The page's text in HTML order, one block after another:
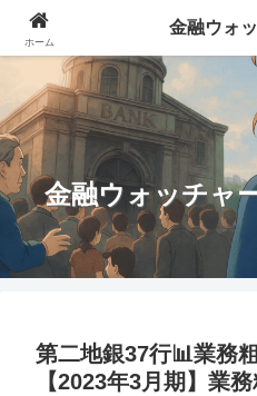
金融ウォッチャ
第二地銀37行📊業務
【2023年3月期】業
ホーム
金融ウォ